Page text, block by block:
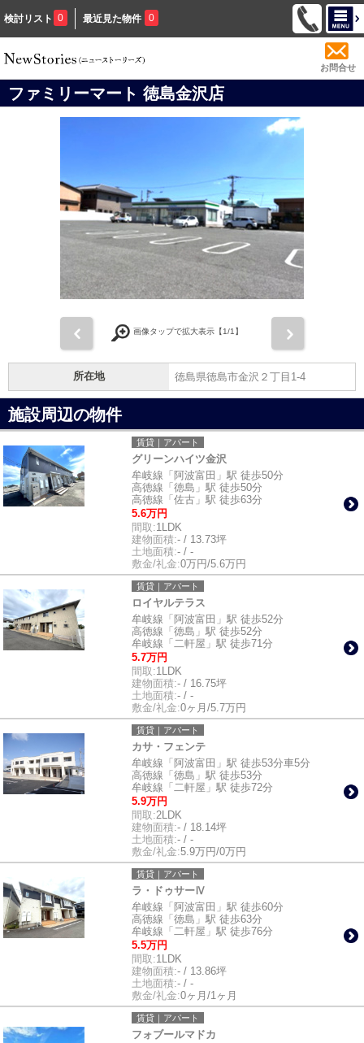
検討リスト 0 最近見た物件 0
お問合せ
ファミリーマート 徳島金沢店
画像タップで拡大表示【1/1】
所在地 徳島県徳島市金沢２丁目1-4
施設周辺の物件
賃貸｜アパート
グリーンハイツ金沢
牟岐線「阿波富田」駅 徒歩50分
高徳線「徳島」駅 徒歩50分
高徳線「佐古」駅 徒歩63分
5.6万円
間取:1LDK
建物面積:- / 13.73坪
土地面積:- / -
敷金/礼金:0万円/5.6万円
賃貸｜アパート
ロイヤルテラス
牟岐線「阿波富田」駅 徒歩52分
高徳線「徳島」駅 徒歩52分
牟岐線「二軒屋」駅 徒歩71分
5.7万円
間取:1LDK
建物面積:- / 16.75坪
土地面積:- / -
敷金/礼金:0ヶ月/5.7万円
賃貸｜アパート
カサ・フェンテ
牟岐線「阿波富田」駅 徒歩53分車5分
高徳線「徳島」駅 徒歩53分
牟岐線「二軒屋」駅 徒歩72分
5.9万円
間取:2LDK
建物面積:- / 18.14坪
土地面積:- / -
敷金/礼金:5.9万円/0万円
賃貸｜アパート
ラ・ドゥサーⅣ
牟岐線「阿波富田」駅 徒歩60分
高徳線「徳島」駅 徒歩63分
牟岐線「二軒屋」駅 徒歩76分
5.5万円
間取:1LDK
建物面積:- / 13.86坪
土地面積:- / -
敷金/礼金:0ヶ月/1ヶ月
賃貸｜アパート
フォブールマドカ